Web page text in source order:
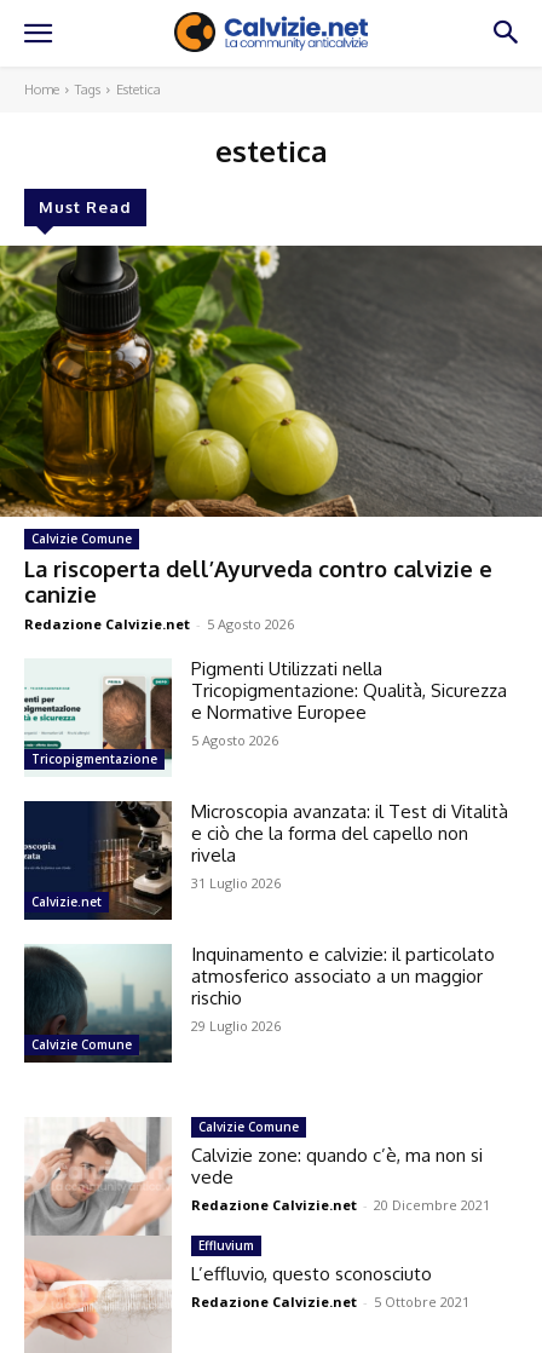
Home Tags Estetica
estetica
Must Read
Calvizie Comune
La riscoperta dell’Ayurveda contro calvizie e
canizie
Redazione Calvizie.net - 5 Agosto 2026
Tricopigmentazione
Pigmenti Utilizzati nella
Tricopigmentazione: Qualità, Sicurezza
e Normative Europee
5 Agosto 2026
Calvizie.net
Microscopia avanzata: il Test di Vitalità
e ciò che la forma del capello non
rivela
31 Luglio 2026
Calvizie Comune
Inquinamento e calvizie: il particolato
atmosferico associato a un maggior
rischio
29 Luglio 2026
Calvizie Comune
Calvizie zone: quando c’è, ma non si
vede
Redazione Calvizie.net - 20 Dicembre 2021
Effluvium
L’effluvio, questo sconosciuto
Redazione Calvizie.net - 5 Ottobre 2021